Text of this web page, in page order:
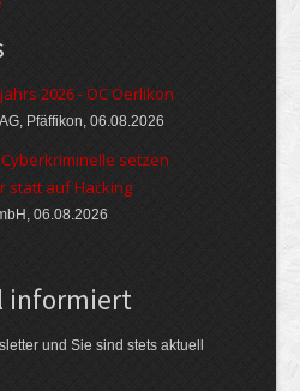
2026 - OC Oerlikon
Pfäffikon, 06.08.2026
setzen
statt auf Hacking
06.08.2026
informiert
und Sie sind stets aktuell